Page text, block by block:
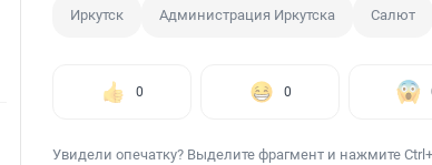
Иркутск Администрация Иркутска Салют
0 0
Увидели опечатку? Выделите фрагмент и нажмите